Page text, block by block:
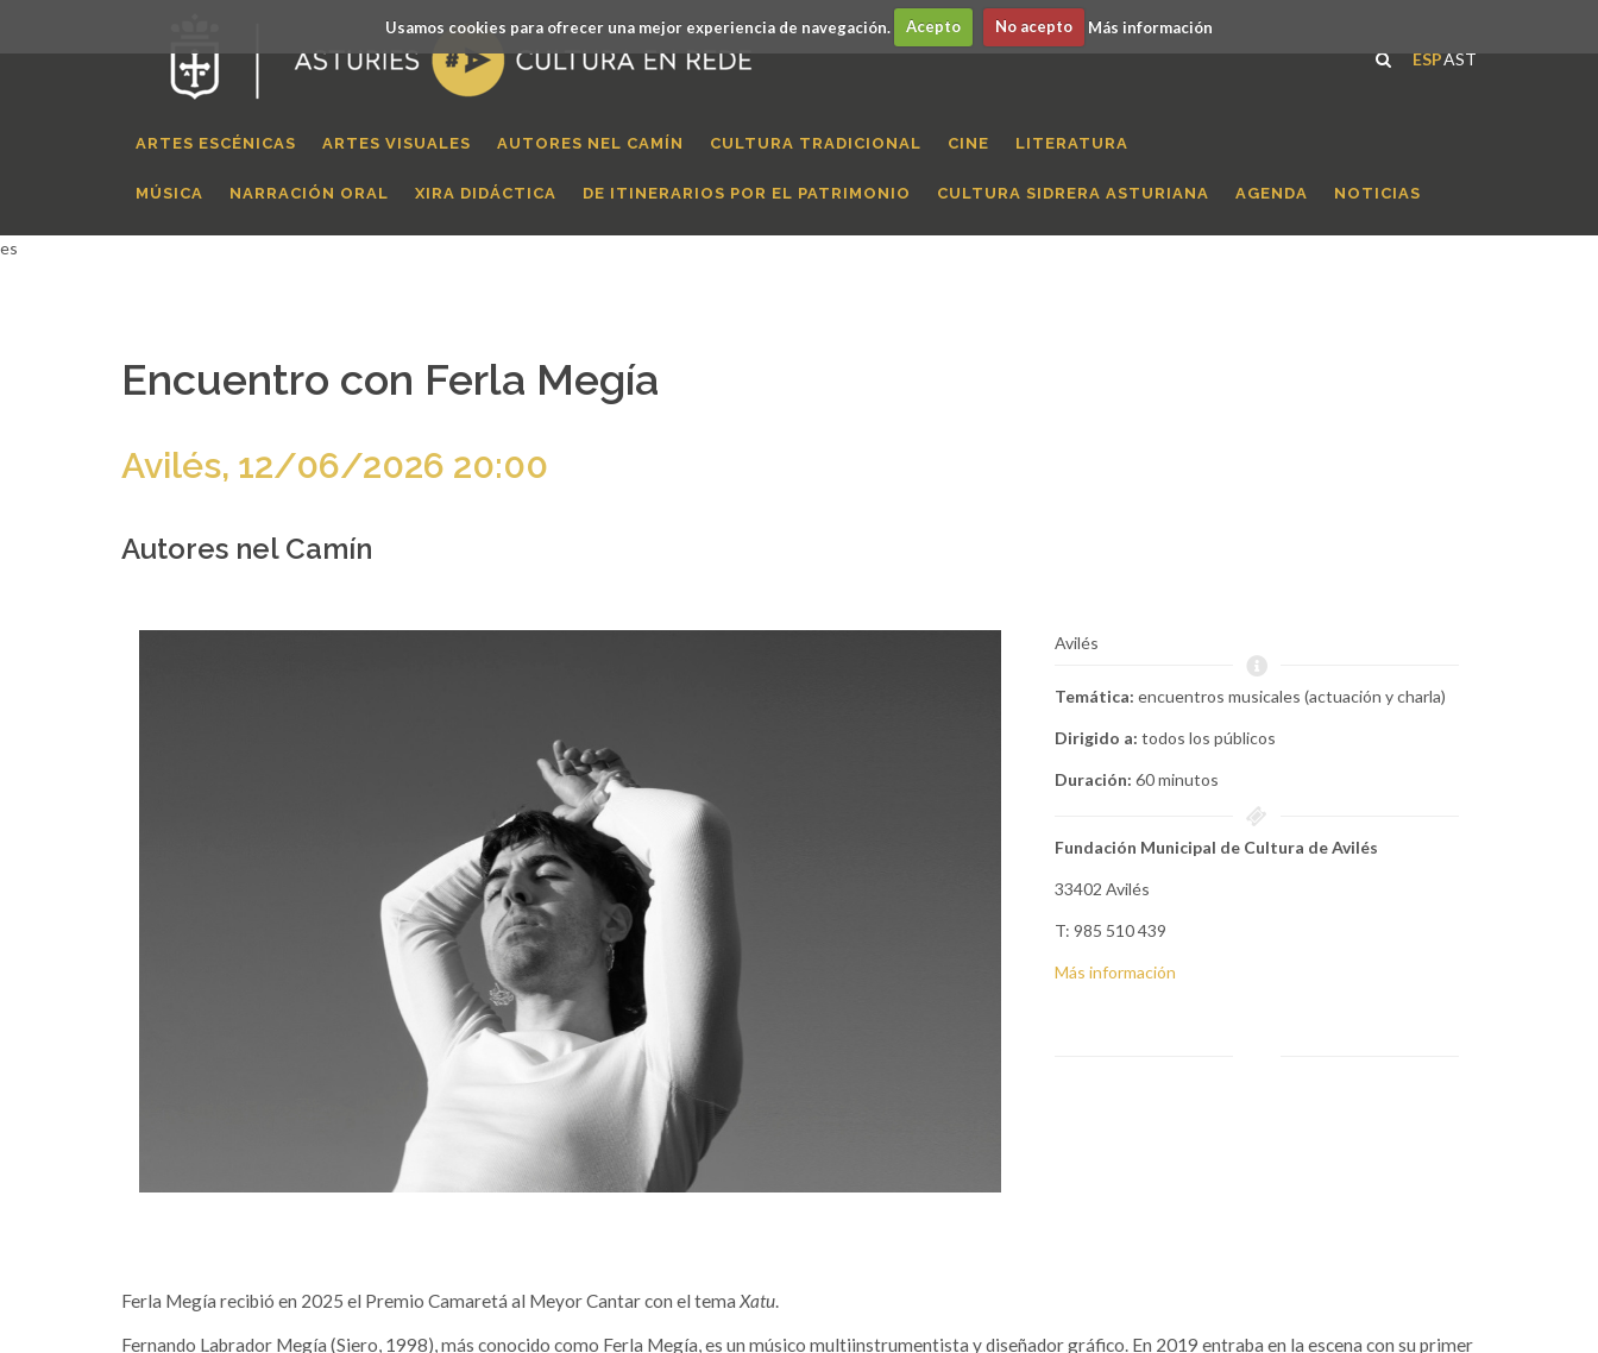
Usamos cookies para ofrecer una mejor experiencia de navegación. Acepto No acepto Más información
ESPAST
ARTES ESCÉNICAS ARTES VISUALES AUTORES NEL CAMÍN CULTURA TRADICIONAL CINE LITERATURA
MÚSICA NARRACIÓN ORAL XIRA DIDÁCTICA DE ITINERARIOS POR EL PATRIMONIO CULTURA SIDRERA ASTURIANA AGENDA NOTICIAS
es
Encuentro con Ferla Megía
Avilés, 12/06/2026 20:00
Autores nel Camín
Avilés
Temática: encuentros musicales (actuación y charla)
Dirigido a: todos los públicos
Duración: 60 minutos
Fundación Municipal de Cultura de Avilés
33402 Avilés
T: 985 510 439
Más información
Ferla Megía recibió en 2025 el Premio Camaretá al Meyor Cantar con el tema Xatu.
Fernando Labrador Megía (Siero, 1998), más conocido como Ferla Megía, es un músico multiinstrumentista y diseñador gráfico. En 2019 entraba en la escena con su primer